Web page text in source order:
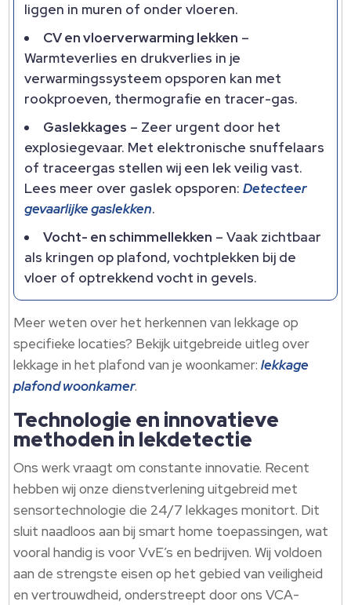
liggen in muren of onder vloeren.​
CV en vloerverwarming lekken –
Warmteverlies en drukverlies in je
verwarmingssysteem opsporen kan met
rookproeven, thermografie en tracer-gas.​
Gaslekkages – Zeer urgent door het
explosiegevaar.​ Met elektronische snuffelaars
of traceergas stellen wij een lek veilig vast.​
Lees meer over gaslek opsporen:Detecteer
gevaarlijke gaslekken.​
Vocht- en schimmellekken – Vaak zichtbaar
als kringen op plafond, vochtplekken bij de
vloer of optrekkend vocht in gevels.​
Meer weten over het herkennen van lekkage op
specifieke locaties? Bekijk uitgebreide uitleg over
lekkage in het plafond van je woonkamer:lekkage
plafond woonkamer.​
Technologie en innovatieve
methoden in lekdetectie
Ons werk vraagt om constante innovatie.​ Recent
hebben wij onze dienstverlening uitgebreid met
sensortechnologie die 24/7 lekkages monitort.​ Dit
sluit naadloos aan bij smart home toepassingen, wat
vooral handig is voor VvE’s en bedrijven.​ Wij voldoen
aan de strengste eisen op het gebied van veiligheid
en vertrouwdheid, onderstreept door ons VCA-